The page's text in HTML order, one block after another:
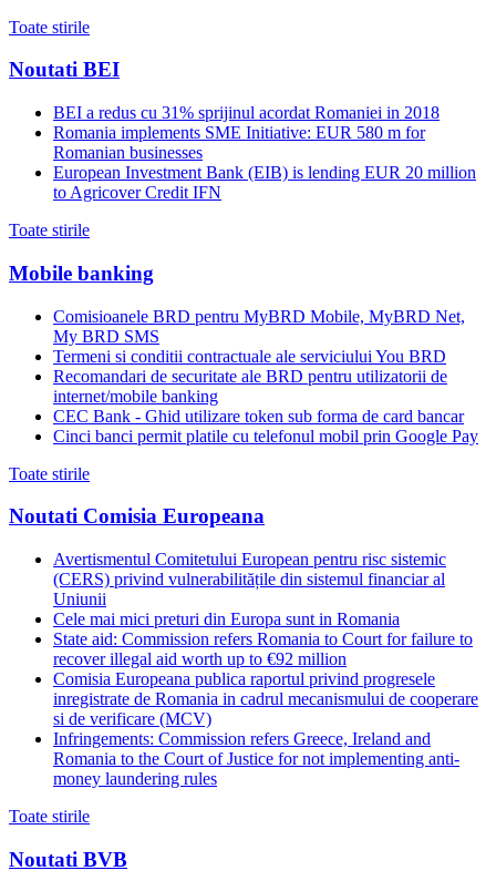
Toate stirile
Noutati BEI
BEI a redus cu 31% sprijinul acordat Romaniei in 2018
Romania implements SME Initiative: EUR 580 m for
Romanian businesses
European Investment Bank (EIB) is lending EUR 20 million
to Agricover Credit IFN
Toate stirile
Mobile banking
Comisioanele BRD pentru MyBRD Mobile, MyBRD Net,
My BRD SMS
Termeni si conditii contractuale ale serviciului You BRD
Recomandari de securitate ale BRD pentru utilizatorii de
internet/mobile banking
CEC Bank - Ghid utilizare token sub forma de card bancar
Cinci banci permit platile cu telefonul mobil prin Google Pay
Toate stirile
Noutati Comisia Europeana
Avertismentul Comitetului European pentru risc sistemic
(CERS) privind vulnerabilitățile din sistemul financiar al
Uniunii
Cele mai mici preturi din Europa sunt in Romania
State aid: Commission refers Romania to Court for failure to
recover illegal aid worth up to €92 million
Comisia Europeana publica raportul privind progresele
inregistrate de Romania in cadrul mecanismului de cooperare
si de verificare (MCV)
Infringements: Commission refers Greece, Ireland and
Romania to the Court of Justice for not implementing anti-
money laundering rules
Toate stirile
Noutati BVB